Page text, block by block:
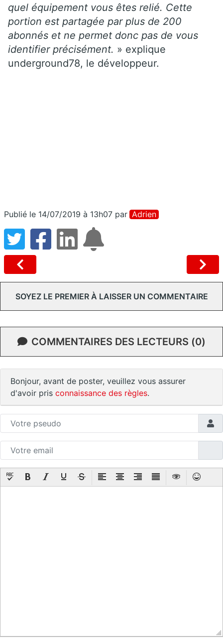
quel équipement vous êtes relié. Cette
portion est partagée par plus de 200
abonnés et ne permet donc pas de vous
identifier précisément. » explique
underground78, le développeur.
Publié le 14/07/2019 à 13h07 par Adrien
SOYEZ LE PREMIER À LAISSER UN COMMENTAIRE
COMMENTAIRES DES LECTEURS (0)
Bonjour, avant de poster, veuillez vous assurer
d'avoir pris connaissance des règles.